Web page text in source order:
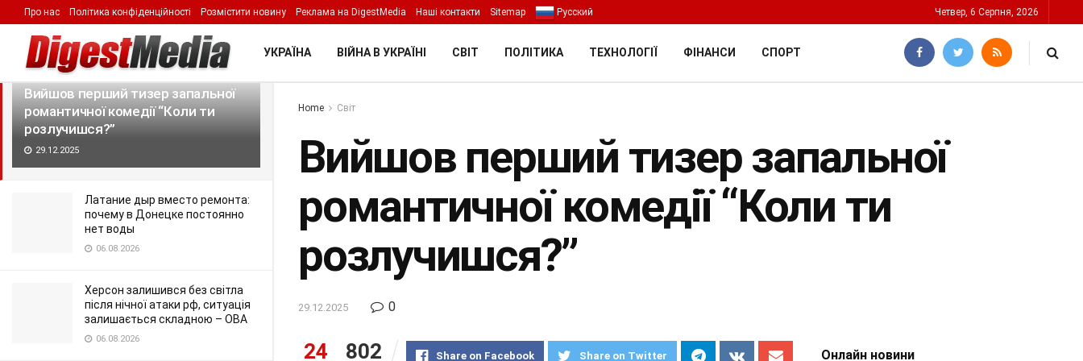
LATEST TRENDING Filter
Вийшов перший тизер запальної
романтичної комедії “Коли ти
розлучишся?”
29.12.2025
Латание дыр вместо ремонта:
почему в Донецке постоянно
нет воды
06.08.2026
Херсон залишився без світла
після нічної атаки рф, ситуація
залишається складною – ОВА
06.08.2026
Про нас Політика конфіденційності Розмістити новину Реклама на DigestMedia Наші контакти Sitemap Русский Четвер, 6 Серпня, 2026
УКРАЇНА ВІЙНА В УКРАЇНІ СВІТ ПОЛІТИКА ТЕХНОЛОГІЇ ФІНАНСИ СПОРТ
Home Світ
Вийшов перший тизер запальної
романтичної комедії “Коли ти
розлучишся?”
29.12.2025 0
24 802 Share on Facebook Share on Twitter Онлайн новини